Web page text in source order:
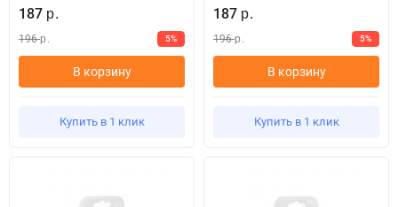
187 р.
196 р. 5%
В корзину
Купить в 1 клик
187 р.
196 р. 5%
В корзину
Купить в 1 клик